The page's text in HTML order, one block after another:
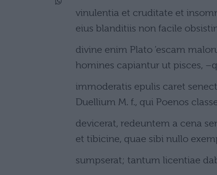
vinulentia et cruditate et
eius blanditiis non facile
divine enim Plato ‘escam
homines capiantur ut pisces,
immoderatis epulis caret
Duellium M. f., qui Poenos
devicerat, redeuntem a cena
et tibicine, quae sibi nullo
sumpserat; tantum licentiae